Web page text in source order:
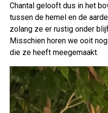
Chantal gelooft dus in het
tussen de hemel en de
zolang ze er rustig onder
Misschien horen we ooit
die ze heeft meegemaakt.